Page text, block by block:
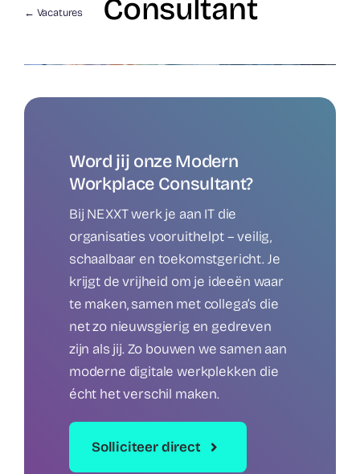
Consultant
← Vacatures
Word jij onze Modern
Workplace Consultant?
Bij NEXXT werk je aan IT die
organisaties vooruithelpt – veilig,
schaalbaar en toekomstgericht. Je
krijgt de vrijheid om je ideeën waar
te maken, samen met collega’s die
net zo nieuwsgierig en gedreven
zijn als jij. Zo bouwen we samen aan
moderne digitale werkplekken die
écht het verschil maken.
Solliciteer direct